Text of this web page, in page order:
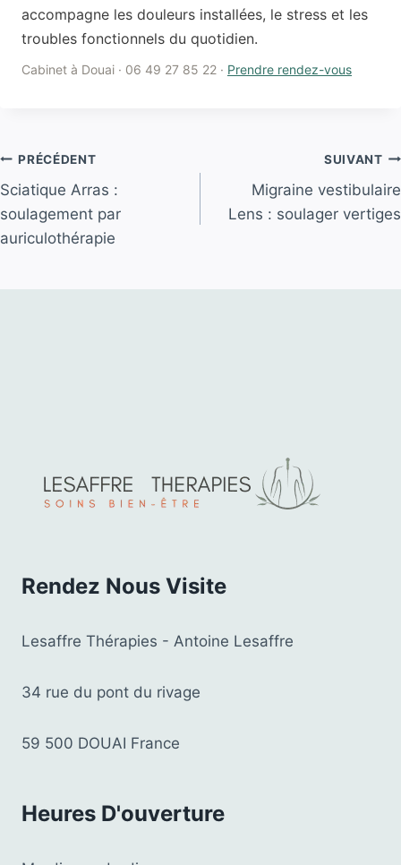
accompagne les douleurs installées, le stress et les
troubles fonctionnels du quotidien.
Cabinet à Douai · 06 49 27 85 22 · Prendre rendez-vous
Navigation
de
l’article
PRÉCÉDENT
Sciatique Arras :
soulagement par
auriculothérapie
SUIVANT
Migraine vestibulaire
Lens : soulager vertiges
Rendez Nous Visite
Lesaffre Thérapies - Antoine Lesaffre
34 rue du pont du rivage
59 500 DOUAI France
Heures D'ouverture